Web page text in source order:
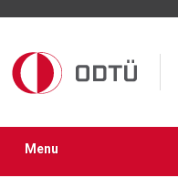
Menu